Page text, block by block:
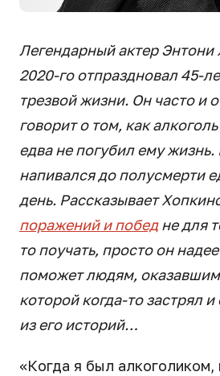
Легендарный актер Энтони
2020-го отпраздновал 45-
трезвой жизни. Он часто и
говорит о том, как
едва не погубил ему жизнь.
напивался до полусмерти
день. Рассказывает
поражений и победне для
то поучать, просто он
поможет людям,
которой когда-то застрял
из его историй…
«Когда я был